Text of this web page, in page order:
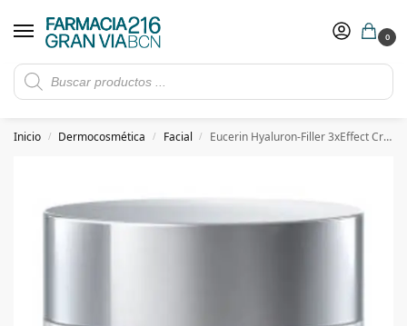
0
Rebajas de verano hasta -30%
​ 5€ de descuento con el cupón 5GRANVIA (compras superiores a 150€)
Inicio / Dermocosmética / Facial / Eucerin Hyaluron-Filler 3xEffect Crema Noche 50 ml